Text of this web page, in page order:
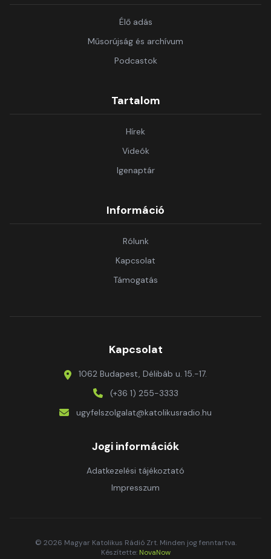
Élő adás
Műsorújság és archívum
Podcastok
Tartalom
Hírek
Videók
Igenaptár
Információ
Rólunk
Kapcsolat
Támogatás
Kapcsolat
1062 Budapest, Délibáb u. 15.-17.
(+36 1) 255-3333
ugyfelszolgalat@katolikusradio.hu
Jogi információk
Adatkezelési tájékoztató
Impresszum
© 2026 Magyar Katolikus Rádió Zrt. Minden jog fenntartva.
Készítette: NovaNow